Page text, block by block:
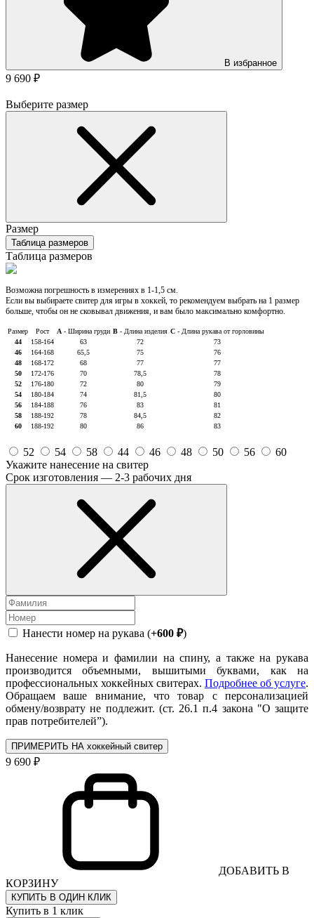
В избранное
9 690 ₽
Выберите размер
Размер
Таблица размеров
Таблица размеров
Возможна погрешность в измерениях в 1-1,5 см.
Если вы выбираете свитер для игры в хоккей, то рекомендуем выбрать на 1 размер
больше, чтобы он не сковывал движения, и вам было максимально комфортно.
Размер Рост A - Ширина груди B - Длина изделия C - Длина рукава от горловины
44
158-164 63 72
73
46
164-168 65,5 75
76
48
168-172 68 77
77
50
172-176 70 78,5
78
52
176-180 72 80
79
54
180-184 74 81,5
80
56
184-188 76 83
81
58
188-192 78 84,5
82
60
188-192 80 86 83
52 54 58 44 46 48 50 56
60
Укажите нанесение на свитер
Срок изготовления — 2-3 рабочих дня
Нанести номер на рукава (+600 ₽)
Нанесение номера и фамилии на спину, а также на рукава
производится объемными, вышитыми буквами, как на
профессиональных хоккейных свитерах. Подробнее об услуге.
Обращаем ваше внимание, что товар с персонализацией
обмену/возврату не подлежит. (ст. 26.1 п.4 закона "О защите
прав потребителей”).
ПРИМЕРИТЬ НА хоккейный свитер
9 690 ₽
ДОБАВИТЬ В
КОРЗИНУ
КУПИТЬ В ОДИН КЛИК
Купить в 1 клик